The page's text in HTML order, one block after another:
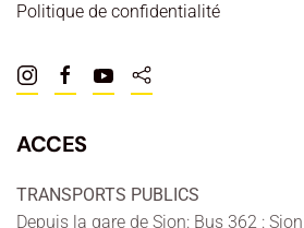
Politique de confidentialité
ACCES
TRANSPORTS PUBLICS
Depuis la gare de Sion: Bus 362 :